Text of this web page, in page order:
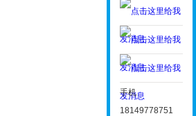
手机
18149778751